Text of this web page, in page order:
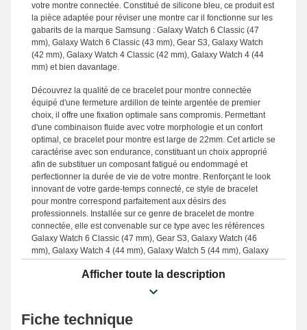
votre montre connectée. Constitué de silicone bleu, ce produit est
la pièce adaptée pour réviser une montre car il fonctionne sur les
gabarits de la marque Samsung : Galaxy Watch 6 Classic (47
mm), Galaxy Watch 6 Classic (43 mm), Gear S3, Galaxy Watch
(42 mm), Galaxy Watch 4 Classic (42 mm), Galaxy Watch 4 (44
mm) et bien davantage.
Découvrez la qualité de ce bracelet pour montre connectée
équipé d'une fermeture ardillon de teinte argentée de premier
choix, il offre une fixation optimale sans compromis. Permettant
d'une combinaison fluide avec votre morphologie et un confort
optimal, ce bracelet pour montre est large de 22mm. Cet article se
caractérise avec son endurance, constituant un choix approprié
afin de substituer un composant fatigué ou endommagé et
perfectionner la durée de vie de votre montre. Renforçant le look
innovant de votre garde-temps connecté, ce style de bracelet
pour montre correspond parfaitement aux désirs des
professionnels. Installée sur ce genre de bracelet de montre
connectée, elle est convenable sur ce type avec les références
Galaxy Watch 6 Classic (47 mm), Gear S3, Galaxy Watch (46
mm), Galaxy Watch 4 (44 mm), Galaxy Watch 5 (44 mm), Galaxy
Samsung, la fermeture ardillon est de très bonne facture. En
utilisant son design polyvalent, cet article Samsung s'harmonise
Samsung, assurant un port ergonomique avec une élégance
remarquable.
Afficher toute la description
Fiche technique